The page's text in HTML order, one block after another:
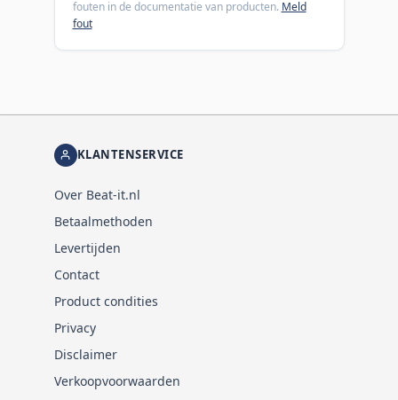
fouten in de documentatie van producten. Meld
fout
KLANTENSERVICE
Over Beat-it.nl
Betaalmethoden
Levertijden
Contact
Product condities
Privacy
Disclaimer
Verkoopvoorwaarden